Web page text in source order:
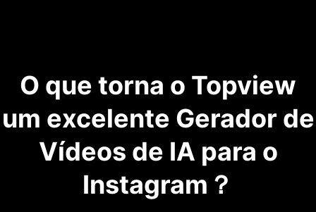
O que torna o Topview
um excelente Gerador de
Vídeos de IA para o
Instagram？